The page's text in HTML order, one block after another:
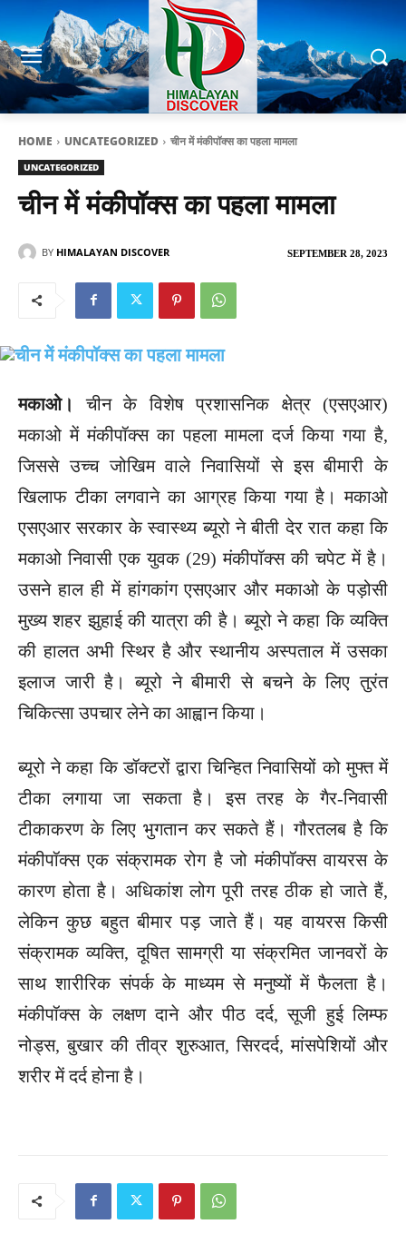
HOME UNCATEGORIZED चीन में मंकीपॉक्स का पहला मामला
UNCATEGORIZED
चीन में मंकीपॉक्स का पहला मामला
SEPTEMBER 28, 2023
BY HIMALAYAN DISCOVER
मकाओ।
चीन के विशेष प्रशासनिक क्षेत्र (एसएआर)
मकाओ में मंकीपॉक्स का पहला मामला दर्ज किया गया है,
जिससे उच्च जोखिम वाले निवासियों से इस बीमारी के
खिलाफ टीका लगवाने का आग्रह किया गया है। मकाओ
एसएआर सरकार के स्वास्थ्य ब्यूरो ने बीती देर रात कहा कि
मकाओ निवासी एक युवक (29) मंकीपॉक्स की चपेट में है।
उसने हाल ही में हांगकांग एसएआर और मकाओ के पड़ोसी
मुख्य शहर झुहाई की यात्रा की है। ब्यूरो ने कहा कि व्यक्ति
की हालत अभी स्थिर है और स्थानीय अस्पताल में उसका
इलाज जारी है। ब्यूरो ने बीमारी से बचने के लिए तुरंत
चिकित्सा उपचार लेने का आह्वान किया।
ब्यूरो ने कहा कि डॉक्टरों द्वारा चिन्हित निवासियों को मुफ्त में
टीका लगाया जा सकता है। इस तरह के गैर-निवासी
टीकाकरण के लिए भुगतान कर सकते हैं। गौरतलब है कि
मंकीपॉक्स एक संक्रामक रोग है जो मंकीपॉक्स वायरस के
कारण होता है। अधिकांश लोग पूरी तरह ठीक हो जाते हैं,
लेकिन कुछ बहुत बीमार पड़ जाते हैं। यह वायरस किसी
संक्रामक व्यक्ति, दूषित सामग्री या संक्रमित जानवरों के
साथ शारीरिक संपर्क के माध्यम से मनुष्यों में फैलता है।
मंकीपॉक्स के लक्षण दाने और पीठ दर्द, सूजी हुई लिम्फ
नोड्स, बुखार की तीव्र शुरुआत, सिरदर्द, मांसपेशियों और
शरीर में दर्द होना है।